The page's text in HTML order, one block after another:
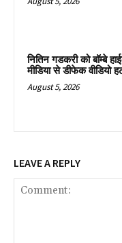
नितिन गडकरी को बॉम्बे
मीडिया से डीफेक वीडियो
August 5, 2026
LEAVE A REPLY